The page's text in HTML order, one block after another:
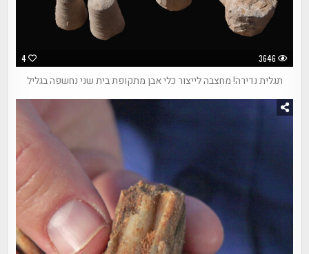
4 3646
תגלית נדירה! מחצבה לייצור כלי אבן מתקופת בית שני נחשפה בגליל